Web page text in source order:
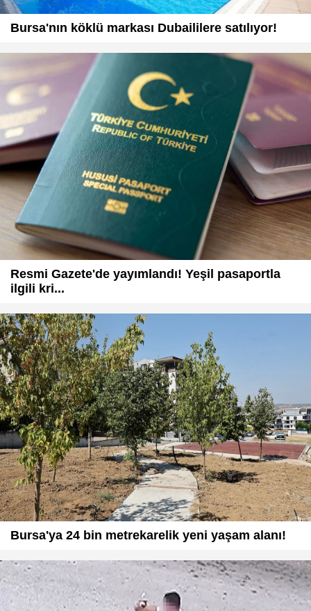
Bursa'nın köklü markası Dubaililere satılıyor!
Resmi Gazete'de yayımlandı! Yeşil pasaportla
ilgili kri...
Bursa'ya 24 bin metrekarelik yeni yaşam alanı!